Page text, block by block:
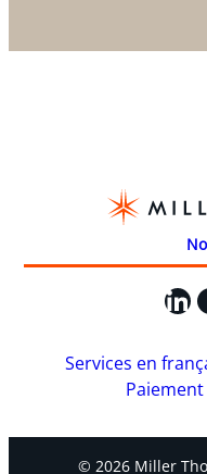
Services en
© 2026 Miller